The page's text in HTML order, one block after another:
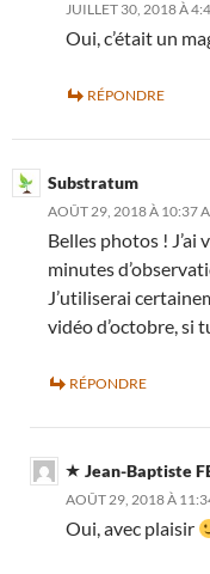
JUILLET 30, 2018 À
Oui, c’était un
RÉPONDRE
Substratum
AOÛT 29, 2018 À 10:37
Belles photos ! J’ai
minutes
J’utiliserai
vidéo d’octobre, si
RÉPONDRE
Jean-Baptiste
AOÛT 29, 2018 À
Oui, avec plaisir